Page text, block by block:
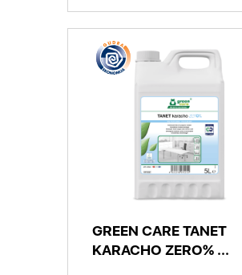
GREEN CARE TANET
KARACHO ZERO% ...